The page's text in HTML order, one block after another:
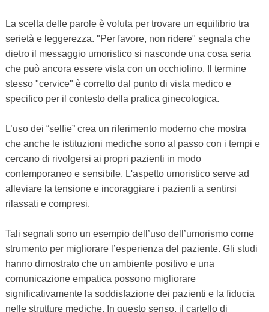
La scelta delle parole è voluta per trovare un equilibrio tra
serietà e leggerezza. "Per favore, non ridere" segnala che
dietro il messaggio umoristico si nasconde una cosa seria
che può ancora essere vista con un occhiolino. Il termine
stesso "cervice" è corretto dal punto di vista medico e
specifico per il contesto della pratica ginecologica.
L’uso dei “selfie” crea un riferimento moderno che mostra
che anche le istituzioni mediche sono al passo con i tempi e
cercano di rivolgersi ai propri pazienti in modo
contemporaneo e sensibile. L'aspetto umoristico serve ad
alleviare la tensione e incoraggiare i pazienti a sentirsi
rilassati e compresi.
Tali segnali sono un esempio dell’uso dell’umorismo come
strumento per migliorare l’esperienza del paziente. Gli studi
hanno dimostrato che un ambiente positivo e una
comunicazione empatica possono migliorare
significativamente la soddisfazione dei pazienti e la fiducia
nelle strutture mediche. In questo senso, il cartello di